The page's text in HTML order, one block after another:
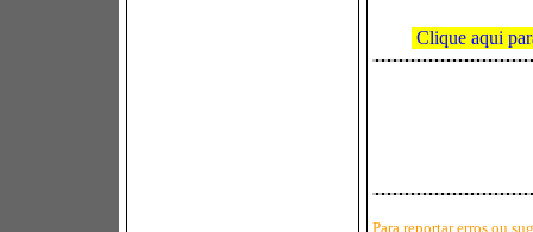
Clique aqui
Para reportar erros ou